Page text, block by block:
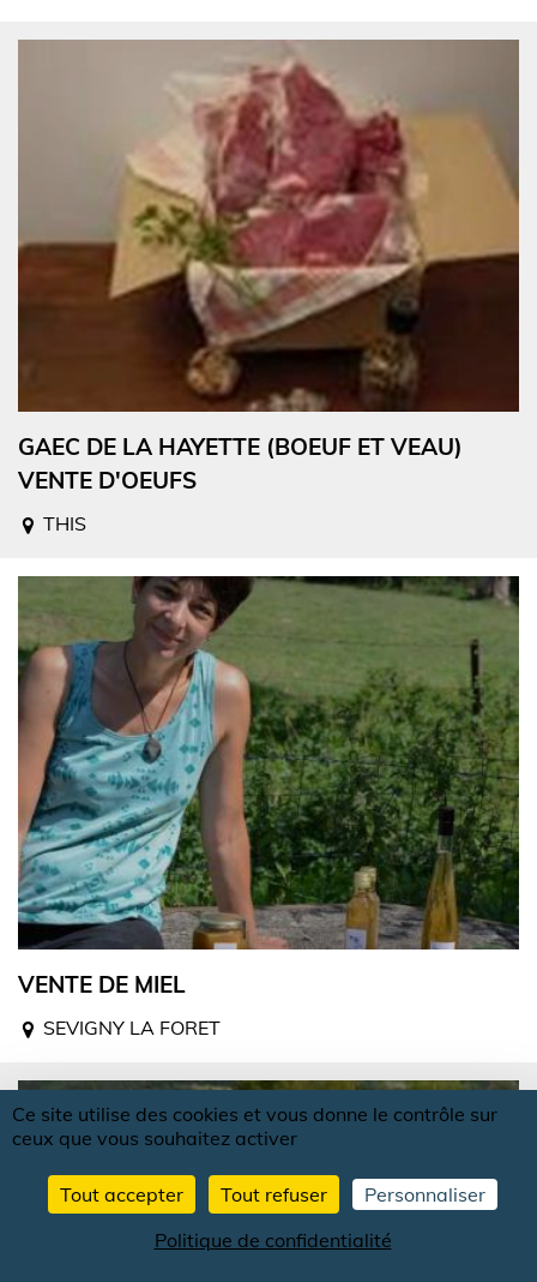
GAEC DE LA HAYETTE (BOEUF ET VEAU)
VENTE D'OEUFS
THIS
VENTE DE MIEL
SEVIGNY LA FORET
Ce site utilise des cookies et vous donne le contrôle sur
ceux que vous souhaitez activer
Tout accepter Tout refuser
Personnaliser
Politique de confidentialité